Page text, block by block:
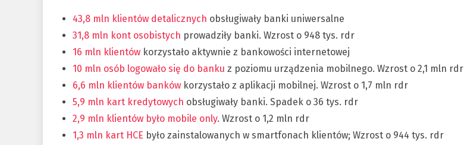
43,8 mln klientów detalicznych obsługiwały banki uniwersalne
31,8 mln kont osobistych prowadziły banki. Wzrost o 948 tys. rdr
16 mln klientów korzystało aktywnie z bankowości internetowej
10 mln osób logowało się do banku z poziomu urządzenia mobilnego. Wzrost o 2,1 mln rdr
6,6 mln klientów banków korzystało z aplikacji mobilnej. Wzrost o 1,7 mln rdr
5,9 mln kart kredytowych obsługiwały banki. Spadek o 36 tys. rdr
2,9 mln klientów było mobile only. Wzrost o 1,2 mln rdr
1,3 mln kart HCE było zainstalowanych w smartfonach klientów; Wzrost o 944 tys. rdr